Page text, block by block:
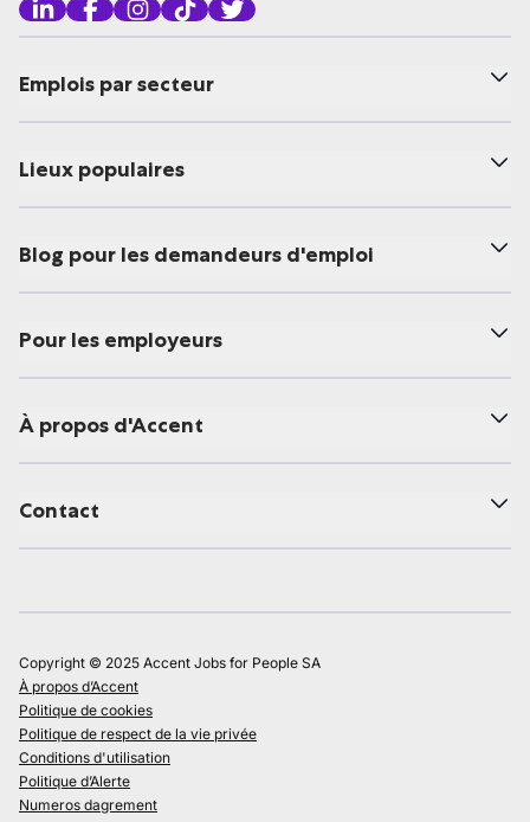
Emplois par secteur
Lieux populaires
Blog pour les demandeurs d'emploi
Pour les employeurs
À propos d'Accent
Contact
Copyright © 2025 Accent Jobs for People SA
À propos d’Accent
Politique de cookies
Politique de respect de la vie privée
Conditions d'utilisation
Politique d’Alerte
Numeros dagrement